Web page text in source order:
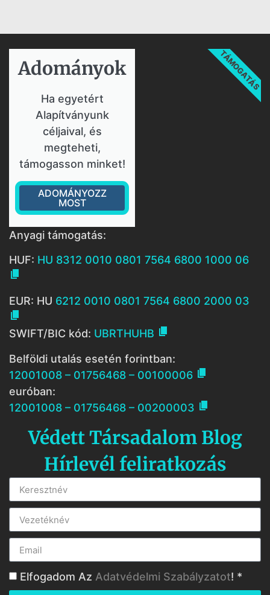
Adományok​
Ha egyetért
Alapítványunk
céljaival, és
megteheti,
támogasson minket!
ADOMÁNYOZZ
MOST
TÁMOGATÁS
Anyagi támogatás:
HUF: HU 8312 0010 0801 7564 6800 1000 06

EUR: HU 6212 0010 0801 7564 6800 2000 03

SWIFT/BIC kód: UBRTHUHB 
Belföldi utalás esetén forintban:
12001008 – 01756468 – 00100006 
euróban:
12001008 – 01756468 – 00200003 
Védett Társadalom Blog
Hírlevél feliratkozás
Elfogadom Az Adatvédelmi Szabályzatot! *